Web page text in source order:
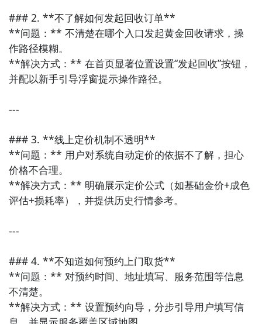
面干净无干扰。适合追求简约生活方式、希望摆脱信息
过载困扰的用户。
7. 《时间块》
一款基于“时间块”管理法的日程规划工具，帮助用户合
希望提升生活效率的用户。
8. 《一笔记账》
专注于记账功能的小而美APP，操作简单、界面清爽，
支持快速录入收支信息，并提供月度统计图表。适合希
望掌握个人财务状况、控制消费的用户。
每天设定三个核心任务，完成即可获得成就感反馈。这
标，避免分心和拖延。
10. 《懒人日历》
集日历、待办事项、提醒于一体的生活小工具，支持农
### 2. **不了解如何发起回收订单**
**问题：** 不清楚在哪个入口发起黄金回收请求，操
作路径模糊。
**解决方式：** 在首页显著位置设置“发起回收”按钮，
并配以新手引导浮窗提示操作路径。
---
### 3. **线上定价机制不透明**
**问题：** 用户对系统自动定价的依据不了解，担心
价格不合理。
**解决方式：** 明确展示定价公式（如基础金价+成色
评估+损耗率），并提供历史行情参考。
---
### 4. **不知道如何预约上门取货**
**问题：** 对预约时间、地址填写、服务范围等信息
不清楚。
**解决方式：** 设置预约向导，分步引导用户填写信